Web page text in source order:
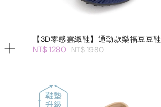
【3D零感雲織鞋】通勤款樂福豆豆鞋
NT$ 1280 NT$ 1980